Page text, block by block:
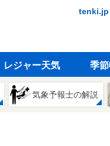
tenki.jp
レジャー天気 季
気象予報士の解説